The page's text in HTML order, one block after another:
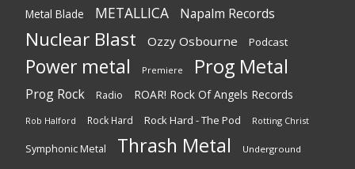
Metal Blade METALLICA Napalm Records
Nuclear Blast Ozzy Osbourne Podcast
Power metal Premiere Prog Metal
Prog Rock Radio ROAR! Rock Of Angels Records
Rob Halford Rock Hard Rock Hard - The Pod Rotting Christ
Symphonic Metal Thrash Metal Underground